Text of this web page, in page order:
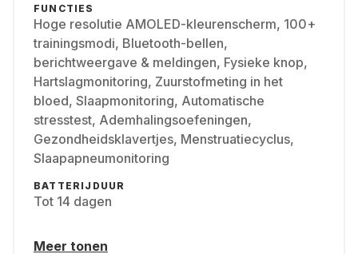
FUNCTIES
Hoge resolutie AMOLED-kleurenscherm, 100+
trainingsmodi, Bluetooth-bellen,
berichtweergave & meldingen, Fysieke knop,
Hartslagmonitoring, Zuurstofmeting in het
bloed, Slaapmonitoring, Automatische
stresstest, Ademhalingsoefeningen,
Gezondheidsklavertjes, Menstruatiecyclus,
Slaapapneumonitoring
BATTERIJDUUR
Tot 14 dagen
Meer tonen